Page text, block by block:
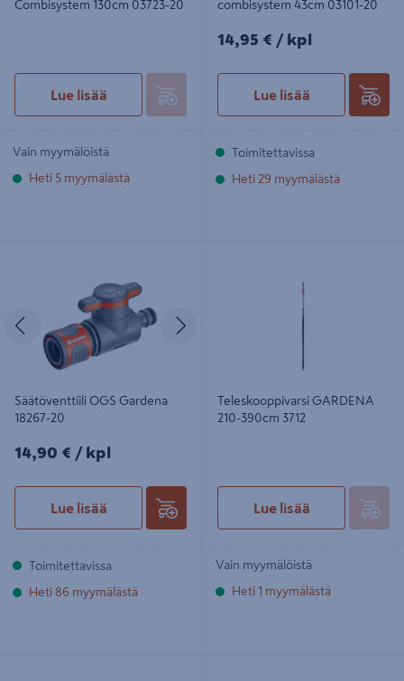
Combisystem 130cm 03723-20
Lue lisää
Vain myymälöistä
Heti 5 myymälästä
combisystem 43cm 03101-20
14,95€/kpl
14,95 € / kpl
Lue lisää
Toimitettavissa
Heti 29 myymälästä
Edellinen
Säätöventtiili OGS Gardena
18267-20
14,90€/kpl
14,90 € / kpl
Lue lisää
Toimitettavissa
Heti 86 myymälästä
Teleskooppivarsi GARDENA
210-390cm 3712
Lue lisää
Vain myymälöistä
Heti 1 myymälästä